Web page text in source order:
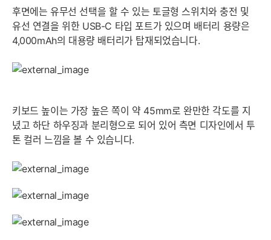
후면에는 유무선 선택을 할 수 있는 토글형 스위치와 충전 및
유선 연결을 위한 USB-C 타입 포트가 있으며 배터리 용량은
4,000mAh의 대용량 배터리가 탑재되었습니다.
키보드 높이는 가장 높은 쪽이 약 45mm로 완만한 각도를 지
녔고 하단 하우징과 분리형으로 되어 있어 측면 디자인에서 투
톤 컬러 느낌을 볼 수 있습니다.
세부정보 열기/접기